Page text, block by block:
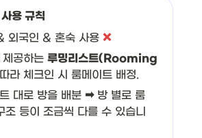
용 규칙
외국인 & 혼숙 사용 ❌
공하는 루밍리스트(Rooming
라 체크인 시 룸메이트 배정.
대로 방을 배분 ➡방 별로 룸
조 등이 조금씩 다를 수 있습니